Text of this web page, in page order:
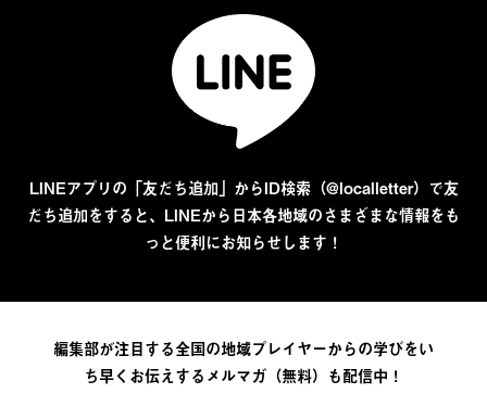
LINEアプリの「友だち追加」からID検索（@localletter）で友
だち追加をすると、LINEから日本各地域のさまざまな情報をも
っと便利にお知らせします！
編集部が注目する全国の地域プレイヤーからの学びをい
ち早くお伝えするメルマガ（無料）も配信中！